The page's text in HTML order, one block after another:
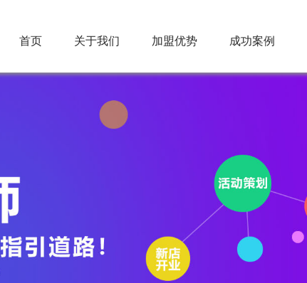
首页 关于我们 加盟优势 成功案例